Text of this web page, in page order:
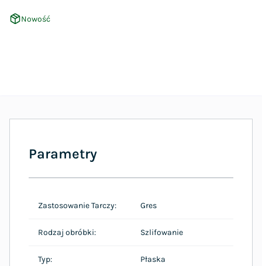
Nowość
Parametry
Zastosowanie Tarczy: Gres
Rodzaj obróbki: Szlifowanie
Typ: Płaska